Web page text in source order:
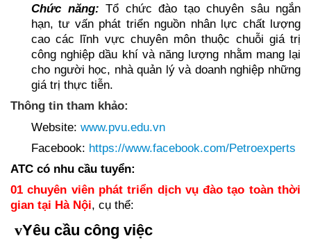
Chức năng: Tổ chức đào tạo chuyên sâu ngắn
hạn, tư vấn phát triển nguồn nhân lực chất lượng
cao các lĩnh vực chuyên môn thuộc chuỗi giá trị
công nghiệp dầu khí và năng lượng nhằm mang lại
cho người học, nhà quản lý và doanh nghiệp những
giá trị thực tiễn.
Thông tin tham khảo:
Website: www.pvu.edu.vn
Facebook: https://www.facebook.com/Petroexperts
ATC có nhu cầu tuyển:
01 chuyên viên phát triển dịch vụ đào tạo toàn thời
gian tại Hà Nội, cụ thể:
vYêu cầu công việc